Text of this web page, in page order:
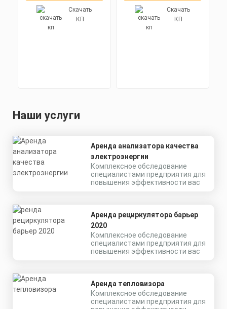
Скачать
КП
Скачать
КП
Наши услуги
Аренда анализатора качества
электроэнергии
Комплексное обследование
специалистами предприятия для
повышения эффективности вас
Аренда рециркулятора барьер
2020
Комплексное обследование
специалистами предприятия для
повышения эффективности вас
Аренда тепловизора
Комплексное обследование
специалистами предприятия для